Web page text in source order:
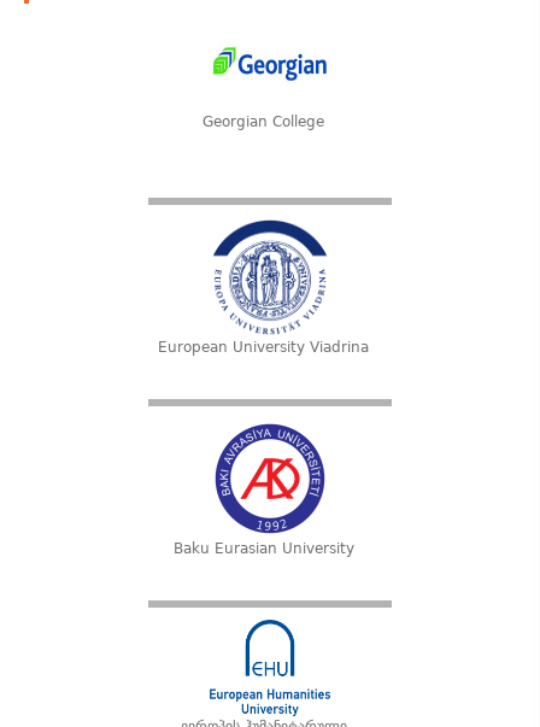
Georgian College
European University Viadrina
Baku Eurasian University